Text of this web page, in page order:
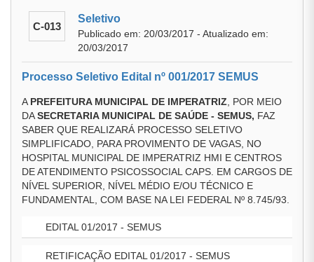
C-013
Seletivo
Publicado em: 20/03/2017 - Atualizado em:
20/03/2017
Processo Seletivo Edital nº 001/2017 SEMUS
A PREFEITURA MUNICIPAL DE IMPERATRIZ , POR MEIO
DASECRETARIA MUNICIPAL DE SAÚDE - SEMUS, FAZ
SABER QUE REALIZARÁ PROCESSO SELETIVO
SIMPLIFICADO, PARA PROVIMENTO DE VAGAS, NO
HOSPITAL MUNICIPAL DE IMPERATRIZ HMI E CENTROS
DE ATENDIMENTO PSICOSSOCIAL CAPS. EM CARGOS DE
NÍVEL SUPERIOR, NÍVEL MÉDIO E/OU TÉCNICO E
FUNDAMENTAL, COM BASE NA LEI FEDERAL Nº 8.745/93.
EDITAL 01/2017 - SEMUS
RETIFICAÇÃO EDITAL 01/2017 - SEMUS